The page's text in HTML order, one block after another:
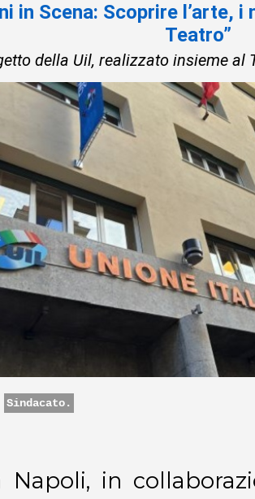
in Scena: Scoprire l’arte,
Teatro”
della Uil, realizzato insieme al
Sindacato.
Napoli, in